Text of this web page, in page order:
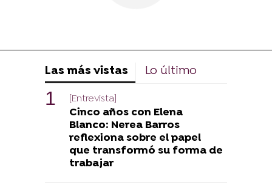
Las más vistas Lo último
[Entrevista]
Cinco años con Elena
Blanco: Nerea Barros
reflexiona sobre el papel
que transformó su forma de
trabajar